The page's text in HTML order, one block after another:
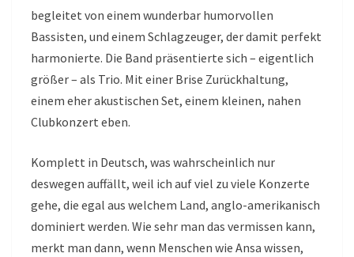
begleitet von einem wunderbar humorvollen
Bassisten, und einem Schlagzeuger, der damit perfekt
harmonierte. Die Band präsentierte sich – eigentlich
größer – als Trio. Mit einer Brise Zurückhaltung,
einem eher akustischen Set, einem kleinen, nahen
Clubkonzert eben.
Komplett in Deutsch, was wahrscheinlich nur
deswegen auffällt, weil ich auf viel zu viele Konzerte
gehe, die egal aus welchem Land, anglo-amerikanisch
dominiert werden. Wie sehr man das vermissen kann,
merkt man dann, wenn Menschen wie Ansa wissen,